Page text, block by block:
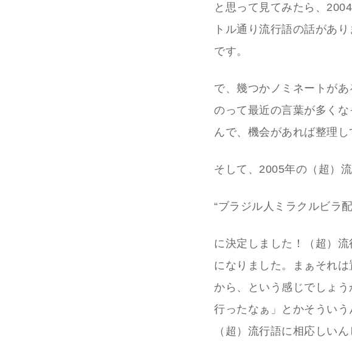
と思って見てみたら、
トル通り流行語の話があ
です。
で、幾つかノミネートが
のって最近の言葉が多く
んで、機会があれば整理
そして、2005年の（超）
“ブラジル人ミラクルビラ
に決定しました！（超）
になりました。まぁそれ
から、という感じでしょ
行ったなぁ」とかそうい
（超）流行語に相応しい